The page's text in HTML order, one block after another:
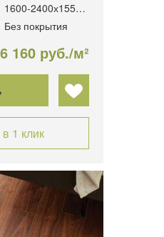
1600-2400х155х16 мм. 1600-2400x185x16 мм.
Без покрытия
6 160 руб./м²
1 клик